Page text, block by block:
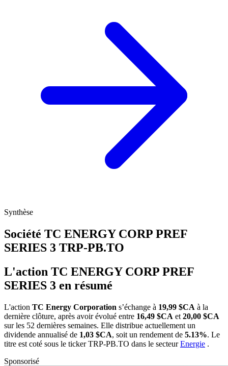
Synthèse
Société TC ENERGY CORP PREF
SERIES 3 TRP-PB.TO
L'action TC ENERGY CORP PREF
SERIES 3 en résumé
L'action TC Energy Corporation s’échange à 19,99 $CA à la
dernière clôture, après avoir évolué entre 16,49 $CA et 20,00 $CA
sur les 52 dernières semaines. Elle distribue actuellement un
dividende annualisé de 1,03 $CA, soit un rendement de 5.13%. Le
titre est coté sous le tickerTRP-PB.TO dans le secteurEnergie .
Sponsorisé